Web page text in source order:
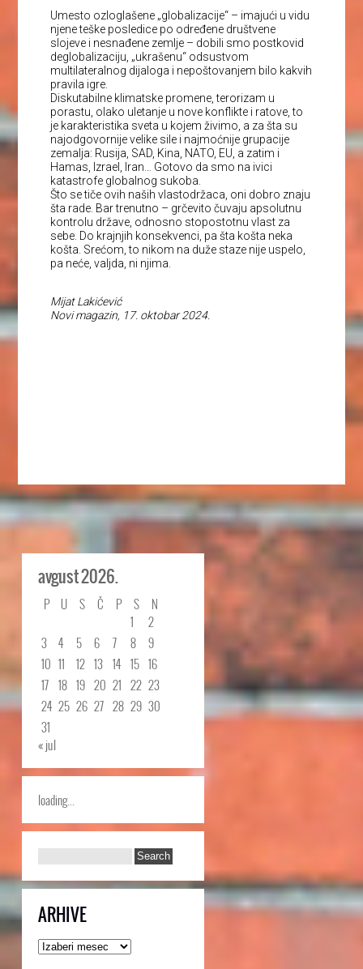
Umesto ozloglašene „globalizacije“ – imajući u vidu
njene teške posledice po određene društvene
slojeve i nesnađene zemlje – dobili smo postkovid
deglobalizaciju, „ukrašenu“ odsustvom
multilateralnog dijaloga i nepoštovanjem bilo kakvih
pravila igre.
Diskutabilne klimatske promene, terorizam u
porastu, olako uletanje u nove konflikte i ratove, to
je karakteristika sveta u kojem živimo, a za šta su
najodgovornije velike sile i najmoćnije grupacije
zemalja: Rusija, SAD, Kina, NATO, EU, a zatim i
Hamas, Izrael, Iran… Gotovo da smo na ivici
katastrofe globalnog sukoba.
Što se tiče ovih naših vlastodržaca, oni dobro znaju
šta rade. Bar trenutno – grčevito čuvaju apsolutnu
kontrolu države, odnosno stopostotnu vlast za
sebe. Do krajnjih konsekvenci, pa šta košta neka
košta. Srećom, to nikom na duže staze nije uspelo,
pa neće, valjda, ni njima.
Mijat Lakićević
Novi magazin, 17. oktobar 2024.
avgust 2026.
P U S Č P S
N
1
2
3
4 5 6 7 8
9
10 11 12 13 14 15 16
17 18 19 20 21 22 23
24 25 26 27 28 29 30
31
« jul
loading...
ARHIVE
Arhive